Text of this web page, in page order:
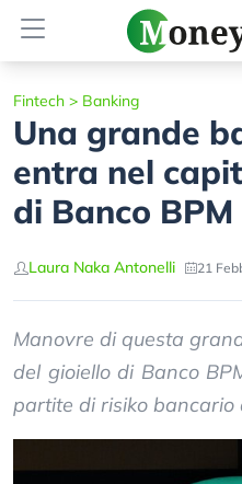
Fintech > Banking
Una grande
entra nel
di Banco BPM
Laura Naka Antonelli 21
Manovre di questa
del gioiello di Banco
partite di risiko